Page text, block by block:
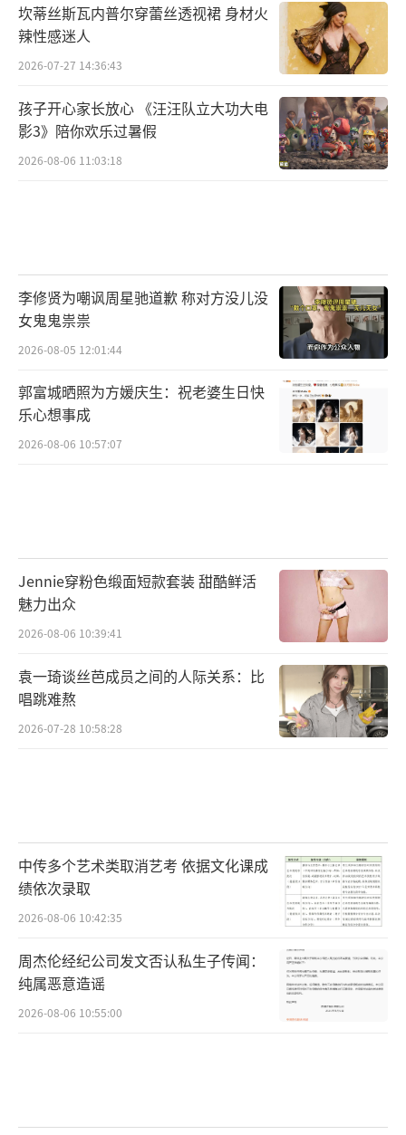
坎蒂丝斯瓦内普尔穿蕾丝透视裙 身材火
辣性感迷人
2026-07-27 14:36:43
孩子开心家长放心 《汪汪队立大功大电
影3》陪你欢乐过暑假
2026-08-06 11:03:18
李修贤为嘲讽周星驰道歉 称对方没儿没
女鬼鬼祟祟
2026-08-05 12:01:44
郭富城晒照为方媛庆生：祝老婆生日快
乐心想事成
2026-08-06 10:57:07
Jennie穿粉色缎面短款套装 甜酷鲜活
魅力出众
2026-08-06 10:39:41
袁一琦谈丝芭成员之间的人际关系：比
唱跳难熬
2026-07-28 10:58:28
中传多个艺术类取消艺考 依据文化课成
绩依次录取
2026-08-06 10:42:35
周杰伦经纪公司发文否认私生子传闻：
纯属恶意造谣
2026-08-06 10:55:00